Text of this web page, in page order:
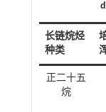
长链烷烃
种类
正二十五
烷